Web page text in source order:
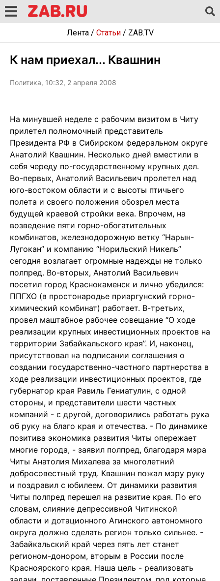
Лента/ Статьи/ ZAB.TV
К нам приехал... Квашнин
Политика, 10:32, 2 апреля 2008
На минувшей неделе с рабочим визитом в Читу
прилетел полномочный представитель
Президента РФ в Сибирском федеральном округе
Анатолий Квашнин. Несколько дней вместили в
себя череду по-государственному крупных дел.
Во-первых, Анатолий Васильевич пролетел над
юго-востоком области и с высоты птичьего
полета и своего положения обозрел места
будущей краевой стройки века. Впрочем, на
возведение пяти горно-обогатительных
комбинатов, железнодорожную ветку “Нарын-
Лугокан” и компанию “Норильский Никель”
сегодня возлагает огромные надежды не только
полпред. Во-вторых, Анатолий Васильевич
посетил город Краснокаменск и лично убедился:
ППГХО (в простонародье приаргунский горно-
химический комбинат) работает. В-третьих,
провел маштабное рабочее совещание “О ходе
реализации крупных инвестиционных проектов на
территории Забайкальского края”. И, наконец,
присутствовал на подписании соглашения о
создании государственно-частного партнерства в
ходе реализации инвестиционных проектов, где
губернатор края Равиль Гениатулин, с одной
стороны, и представители шести частных
компаний - с другой, договорились работать рука
об руку на благо края и отечества. - По динамике
позитива экономика развития Читы опережает
многие города, - заявил полпред, благодаря мэра
Читы Анатолия Михалева за многолетний
добросовестный труд. Квашнин пожал мэру руку
и поздравил с юбилеем. От динамики развития
Читы полпред перешел на развитие края. По его
словам, слияние депрессивной Читинской
области и дотационного Агинского автономного
округа должно сделать регион только сильнее. -
Забайкальский край через пять лет станет
регионом-донором, вторым в России после
Красноярского края. Наша цель - реализовать